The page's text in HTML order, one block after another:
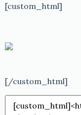
[custom_html]
[/custom_html]